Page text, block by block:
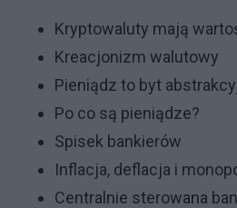
Kryptowaluty mają
Kreacjonizm walutowy
Pieniądz to byt
Po co są pieniądze?
Spisek bankierów
Inflacja, deflacja i
Centralnie sterowana